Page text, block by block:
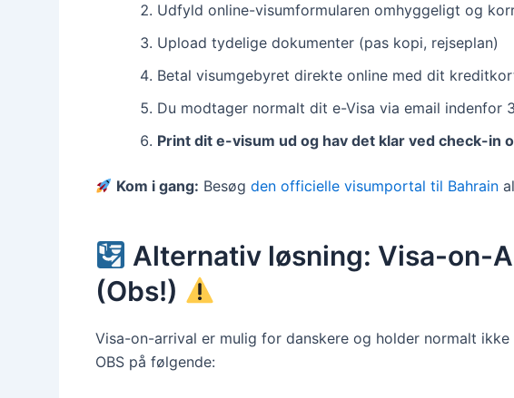
Udfyld online-visumformularen omhyggeligt og
Upload tydelige dokumenter (pas kopi, rejseplan)
Betal visumgebyret direkte online med dit
Du modtager normalt dit e-Visa via email indenfor
Print dit e-visum ud og hav det klar ved check-in
Kom i gang: Besøgden officielle visumportal til Bahrain
Alternativ løsning: Visa-on-
(Obs!)
Visa-on-arrival er mulig for danskere og holder normalt
OBS på følgende: